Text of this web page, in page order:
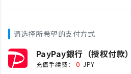
请选择所希望的支付方式
PayPay銀行（授权付款）
充值手续费： 0 JPY